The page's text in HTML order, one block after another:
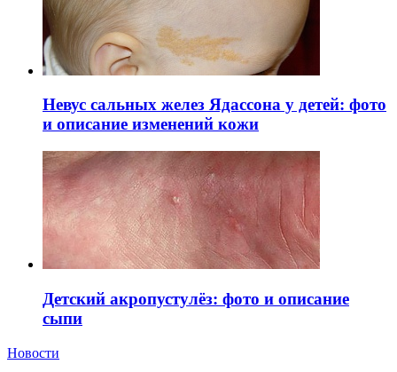
Невус сальных желез Ядассона у детей: фото
и описание изменений кожи
Детский акропустулёз: фото и описание
сыпи
Новости